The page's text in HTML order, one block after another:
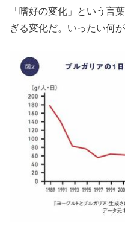
「嗜好の変化」という言
ぎる変化だ。いったい何